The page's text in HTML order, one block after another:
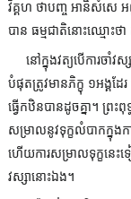
វិគ្គហ ថាបញ្ច អានិសំសេ
បាន ធម្មជាតិនោះឈ្មោះថ
នៅក្នុងវត្យបើការចាំ
បំផុតត្រូវមានភិក្ខុ ១អង្គ
ធ្វើកឋិនបានដូចគ្នា។ ព្រ
សម្រាលនូវទុក្ខលំបាកក្នុង
ហើយការសម្រាលទុក្ខនេះ
វស្សានោះឯង។